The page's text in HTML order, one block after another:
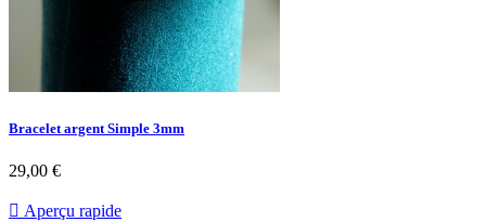
Bracelet argent Simple 3mm
29,00 €
 Aperçu rapide